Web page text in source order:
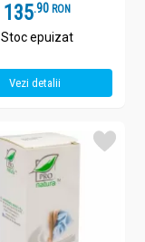
135.9 RON
Stoc epuizat
Vezi detalii